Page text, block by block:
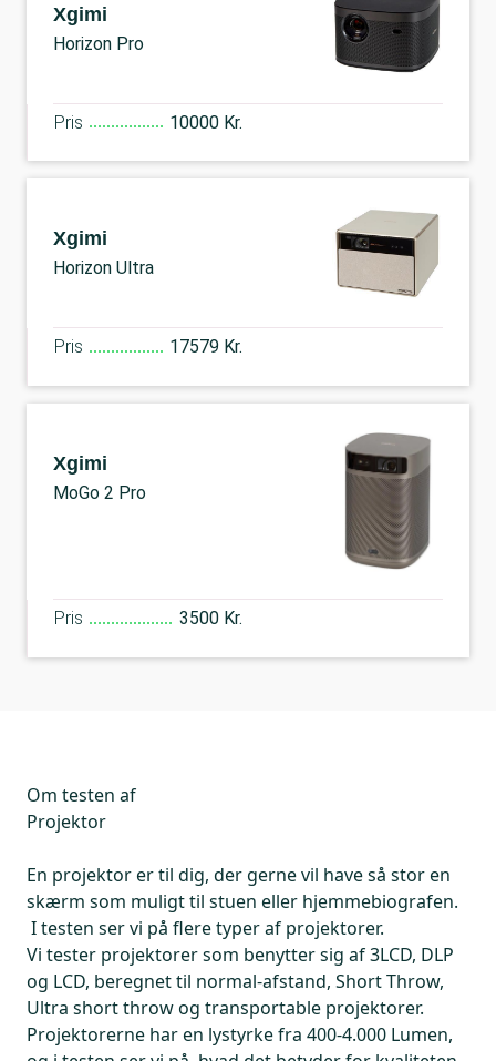
Xgimi
Horizon Pro
Pris 10000 Kr.
Xgimi
Horizon Ultra
Pris 17579 Kr.
Xgimi
MoGo 2 Pro
Pris 3500 Kr.
Om testen af
Projektor
En projektor er til dig, der gerne vil have så stor en
skærm som muligt til stuen eller hjemmebiografen.
I testen ser vi på flere typer af projektorer.
Vi tester projektorer som benytter sig af 3LCD, DLP
og LCD, beregnet til normal-afstand, Short Throw,
Ultra short throw og transportable projektorer.
Projektorerne har en lystyrke fra 400-4.000 Lumen,